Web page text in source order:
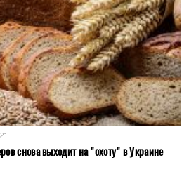
снова выходит на "охоту" в Украине